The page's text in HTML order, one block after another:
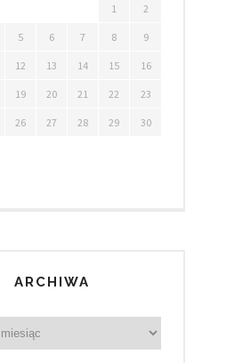
1 2
5 6 7 8 9
12 13 14 15 16
19 20 21 22 23
26 27 28 29 30
ARCHIWA